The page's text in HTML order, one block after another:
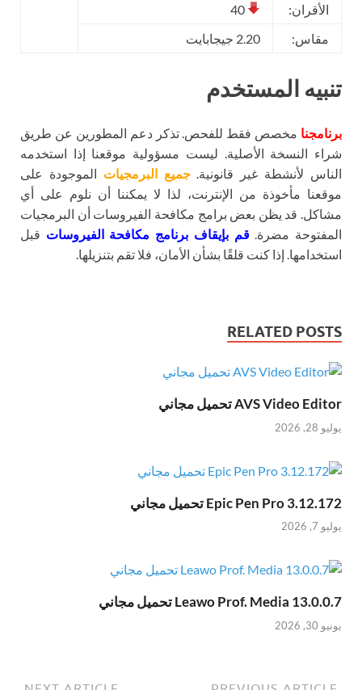
الأقران:
مقاس:
2.20 جيجابايت
تنبيه المستخدم
برنامجنا مخصص فقط للفحص. تذكر دعم المطورين عن طريق
شراء النسخة الأصلية. ليست مسؤولية موقعنا إذا استخدمه
الناس لأنشطة غير قانونية.جميع البرمجيات الموجودة على
موقعنا مأخوذة من الإنترنت، لذا لا يمكننا أن نلوم على أي
مشاكل. قد يظن بعض برامج مكافحة الفيروسات أن البرمجيات
المفتوحة مضرة.قم بإيقاف برنامج مكافحة الفيروسات قبل
استخدامها. إذا كنت قلقًا بشأن الأمان، فلا تقم بتنزيلها.
RELATED POSTS
AVS Video Editor تحميل مجاني
يوليو 28, 2026
Epic Pen Pro 3.12.172 تحميل مجاني
يوليو 7, 2026
Leawo Prof. Media 13.0.0.7 تحميل مجاني
يونيو 30, 2026